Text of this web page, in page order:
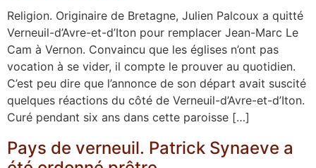
Religion. Originaire de Bretagne, Julien Palcoux a quitté
Verneuil-d’Avre-et-d’Iton pour remplacer Jean-Marc Le
Cam à Vernon. Convaincu que les églises n’ont pas
vocation à se vider, il compte le prouver au quotidien.
C’est peu dire que l’annonce de son départ avait suscité
quelques réactions du côté de Verneuil-d’Avre-et-d’Iton.
Curé pendant six ans dans cette paroisse […]
Pays de verneuil. Patrick Synaeve a